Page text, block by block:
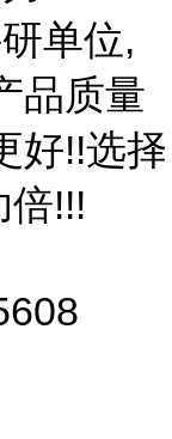
单位,
品质量
好!!选择
倍!!!